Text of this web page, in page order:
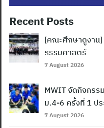
Recent Posts
[คณะศึกษาดูงาน]
ธรรมศาสตร์
7 August 2026
MWIT จัดกิจกร
ม.4-6 ครั้งที่ 1 ป
7 August 2026